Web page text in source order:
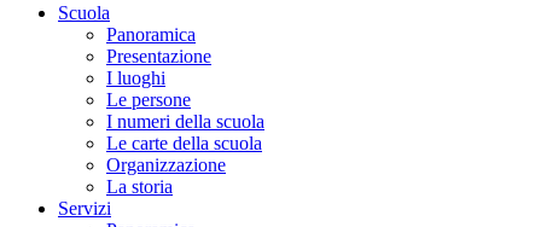
Scuola
Panoramica
Presentazione
I luoghi
Le persone
I numeri della scuola
Le carte della scuola
Organizzazione
La storia
Servizi